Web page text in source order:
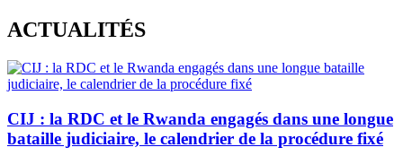
Skip
to
content
ACTUALITÉS
CIJ : la RDC et le Rwanda engagés dans une longue
bataille judiciaire, le calendrier de la procédure fixé